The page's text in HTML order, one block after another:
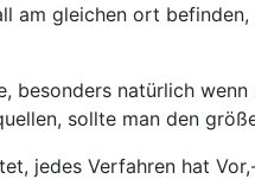
am gleichen ort
besonders natürlich
sollte man den
jedes Verfahren hat